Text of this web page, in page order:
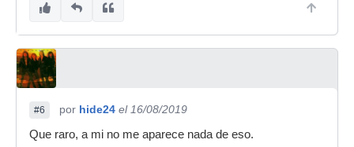
#6 por hide24 el 16/08/2019
Que raro, a mi no me aparece nada de eso.